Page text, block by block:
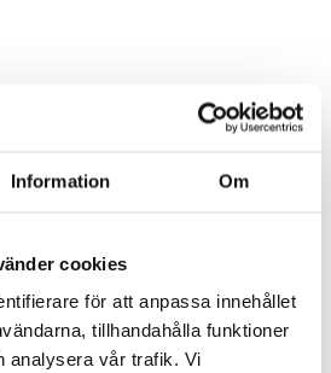
Information Om
cookies
för att anpassa innehållet
tillhandahålla funktioner
analysera vår trafik. Vi